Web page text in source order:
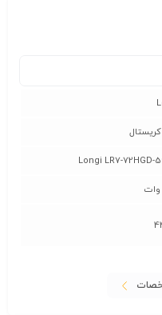
Longi LR7-72HGD-